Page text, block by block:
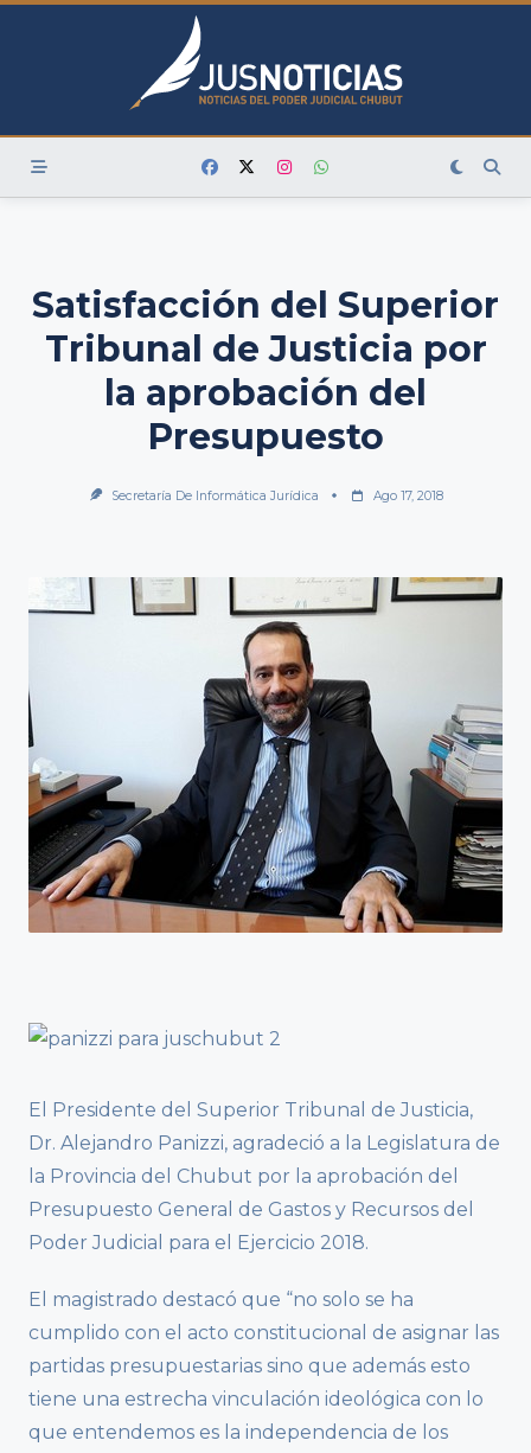
Skip
Satisfacción del Superior
Tribunal de Justicia por
la aprobación del
Presupuesto
Secretaría De Informática Jurídica Ago 17, 2018
El Presidente del Superior Tribunal de Justicia,
Dr. Alejandro Panizzi, agradeció a la Legislatura de
la Provincia del Chubut por la aprobación del
Presupuesto General de Gastos y Recursos del
Poder Judicial para el Ejercicio 2018.
El magistrado destacó que “no solo se ha
cumplido con el acto constitucional de asignar las
partidas presupuestarias sino que además esto
tiene una estrecha vinculación ideológica con lo
que entendemos es la independencia de los